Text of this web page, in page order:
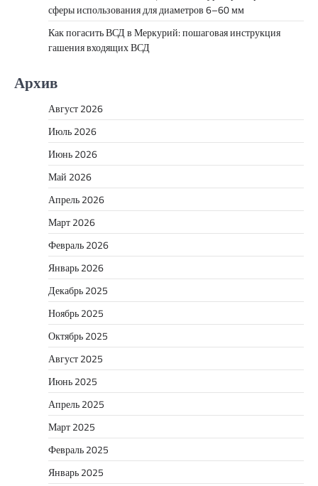
сферы использования для диаметров 6–60 мм
Как погасить ВСД в Меркурий: пошаговая инструкция
гашения входящих ВСД
Архив
Август 2026
Июль 2026
Июнь 2026
Май 2026
Апрель 2026
Март 2026
Февраль 2026
Январь 2026
Декабрь 2025
Ноябрь 2025
Октябрь 2025
Август 2025
Июнь 2025
Апрель 2025
Март 2025
Февраль 2025
Январь 2025